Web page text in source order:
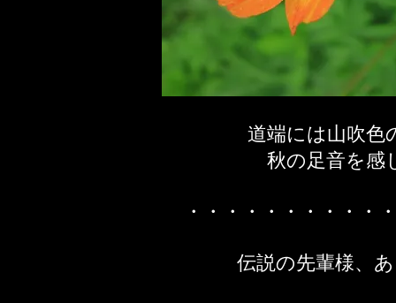
道端には山吹色
秋の足音を感
・・・・・・・・・・
伝説の先輩様、